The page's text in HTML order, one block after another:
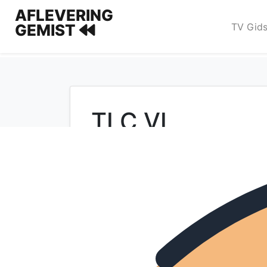
AFLEVERING
GEMIST
TV Gids
TLC VL
Populaire